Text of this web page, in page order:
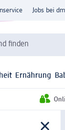
Jobs bei dm
finden
Ernährung